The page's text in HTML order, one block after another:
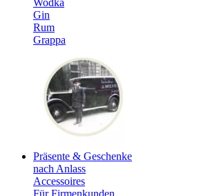
Wodka
Gin
Rum
Grappa
Präsente & Geschenke
nach Anlass
Accessoires
Für Firmenkunden